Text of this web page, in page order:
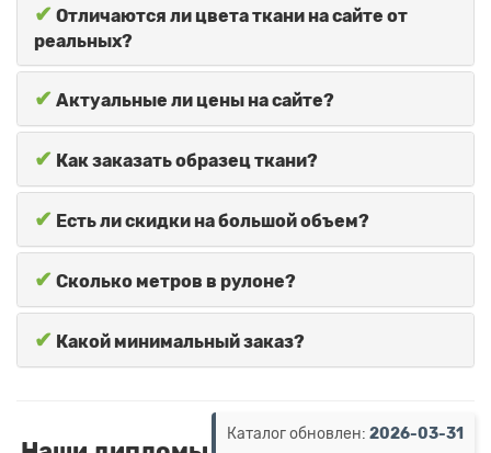
✔ Отличаются ли цвета ткани на сайте от
реальных?
✔ Актуальные ли цены на сайте?
✔ Как заказать образец ткани?
✔ Есть ли скидки на большой объем?
✔ Сколько метров в рулоне?
✔ Какой минимальный заказ?
Каталог обновлен: 2026-03-31